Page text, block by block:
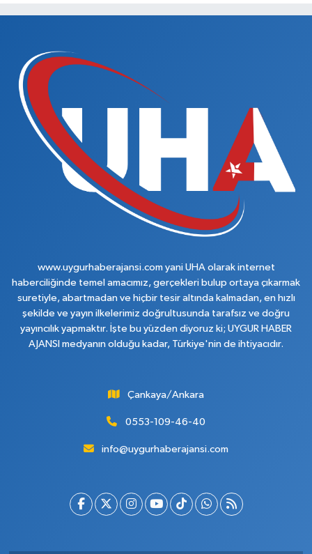
www.uygurhaberajansi.com yani UHA olarak internet
haberciliğinde temel amacımız, gerçekleri bulup ortaya çıkarmak
suretiyle, abartmadan ve hiçbir tesir altında kalmadan, en hızlı
şekilde ve yayın ilkelerimiz doğrultusunda tarafsız ve doğru
yayıncılık yapmaktır. İşte bu yüzden diyoruz ki; UYGUR HABER
AJANSI medyanın olduğu kadar, Türkiye'nin de ihtiyacıdır.
Çankaya/Ankara
0553-109-46-40
info@uygurhaberajansi.com